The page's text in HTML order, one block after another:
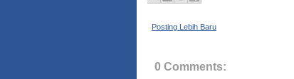
Posting Lebih Baru
0 Comments: